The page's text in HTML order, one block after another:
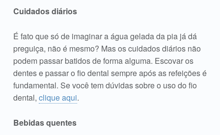
Cuidados diários
É fato que só de imaginar a água gelada da pia já dá
preguiça, não é mesmo? Mas os cuidados diários não
podem passar batidos de forma alguma. Escovar os
dentes e passar o fio dental sempre após as refeições é
fundamental. Se você tem dúvidas sobre o uso do fio
dental, clique aqui.
Bebidas quentes